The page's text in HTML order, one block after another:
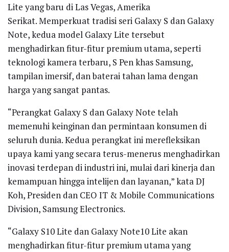
Lite yang baru di Las Vegas, Amerika
Serikat. Memperkuat tradisi seri Galaxy S dan Galaxy
Note, kedua model Galaxy Lite tersebut
menghadirkan fitur-fitur premium utama, seperti
teknologi kamera terbaru, S Pen khas Samsung,
tampilan imersif, dan baterai tahan lama dengan
harga yang sangat pantas.
“Perangkat Galaxy S dan Galaxy Note telah
memenuhi keinginan dan permintaan konsumen di
seluruh dunia. Kedua perangkat ini merefleksikan
upaya kami yang secara terus-menerus menghadirkan
inovasi terdepan di industri ini, mulai dari kinerja dan
kemampuan hingga intelijen dan layanan,” kata DJ
Koh, Presiden dan CEO IT & Mobile Communications
Division, Samsung Electronics.
“Galaxy S10 Lite dan Galaxy Note10 Lite akan
menghadirkan fitur-fitur premium utama yang